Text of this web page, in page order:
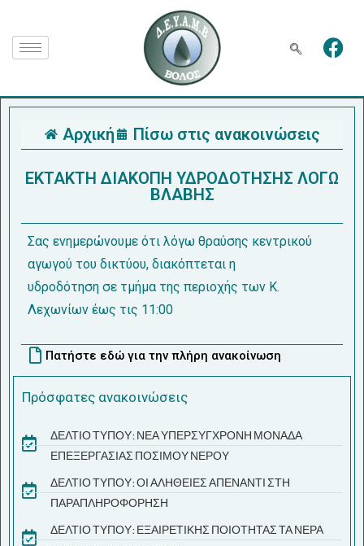
Αρχική Πίσω στις ανακοινώσεις
ΕΚΤΑΚΤΗ ΔΙΑΚΟΠΗ ΥΔΡΟΔΟΤΗΣΗΣ ΛΟΓΩ
ΒΛΑΒΗΣ
Σας ενημερώνουμε ότι λόγω θραύσης κεντρικού
αγωγού του δικτύου, διακόπτεται η
υδροδότηση σε τμήμα της περιοχής των Κ.
Λεχωνίων έως τις 11:00
Πατήστε εδώ για την πλήρη ανακοίνωση
Πρόσφατες ανακοινώσεις
ΔΕΛΤΙΟ ΤΥΠΟΥ: ΝΕΑ ΥΠΕΡΣΥΓΧΡΟΝΗ ΜΟΝΑΔΑ
ΕΠΕΞΕΡΓΑΣΙΑΣ ΠΟΣΙΜΟΥ ΝΕΡΟΥ
ΔΕΛΤΙΟ ΤΥΠΟΥ: ΟΙ ΑΛΗΘΕΙΕΣ ΑΠΕΝΑΝΤΙ ΣΤΗ
ΠΑΡΑΠΛΗΡΟΦΟΡΗΣΗ
ΔΕΛΤΙΟ ΤΥΠΟΥ: ΕΞΑΙΡΕΤΙΚΗΣ ΠΟΙΟΤΗΤΑΣ ΤΑ ΝΕΡΑ